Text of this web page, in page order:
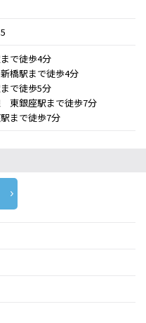
で徒歩4分
橋駅まで徒歩4分
で徒歩5分
東銀座駅まで徒歩7分
まで徒歩7分